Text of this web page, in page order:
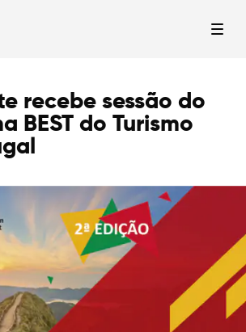
recebe sessão do
BEST do Turismo